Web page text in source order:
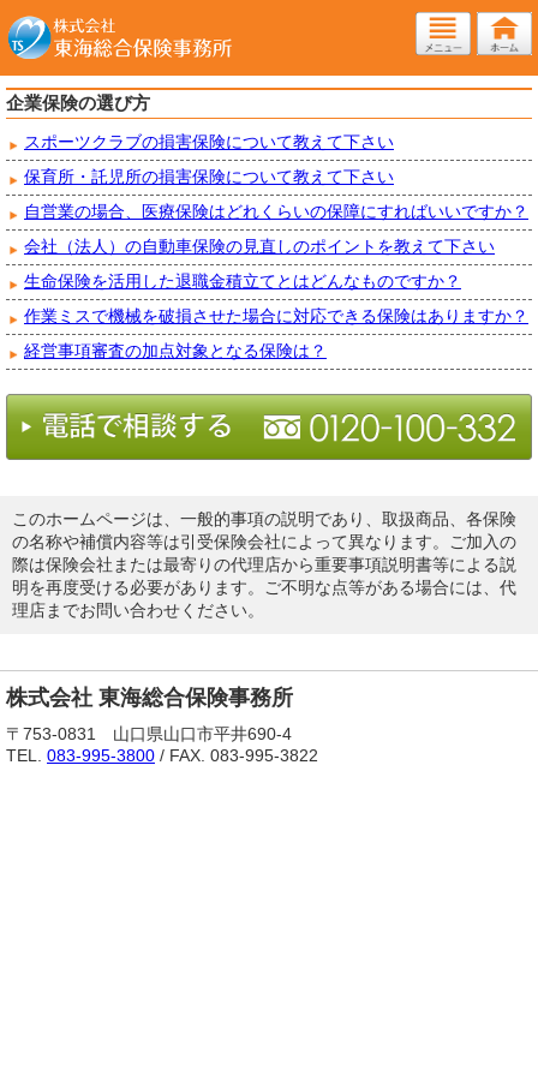
企業保険の選び方
スポーツクラブの損害保険について教えて下さい
保育所・託児所の損害保険について教えて下さい
自営業の場合、医療保険はどれくらいの保障にすればいいですか？
会社（法人）の自動車保険の見直しのポイントを教えて下さい
生命保険を活用した退職金積立てとはどんなものですか？
作業ミスで機械を破損させた場合に対応できる保険はありますか？
経営事項審査の加点対象となる保険は？
このホームページは、一般的事項の説明であり、取扱商品、各保険
の名称や補償内容等は引受保険会社によって異なります。ご加入の
際は保険会社または最寄りの代理店から重要事項説明書等による説
明を再度受ける必要があります。ご不明な点等がある場合には、代
理店までお問い合わせください。
株式会社 東海総合保険事務所
〒753-0831 山口県山口市平井690-4
TEL. 083-995-3800 / FAX. 083-995-3822